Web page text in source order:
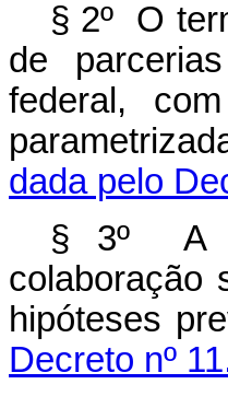
§ 2º O
de
federal,
dada pelo
§ 3ºA
colaboração
hipóteses
Decreto nº